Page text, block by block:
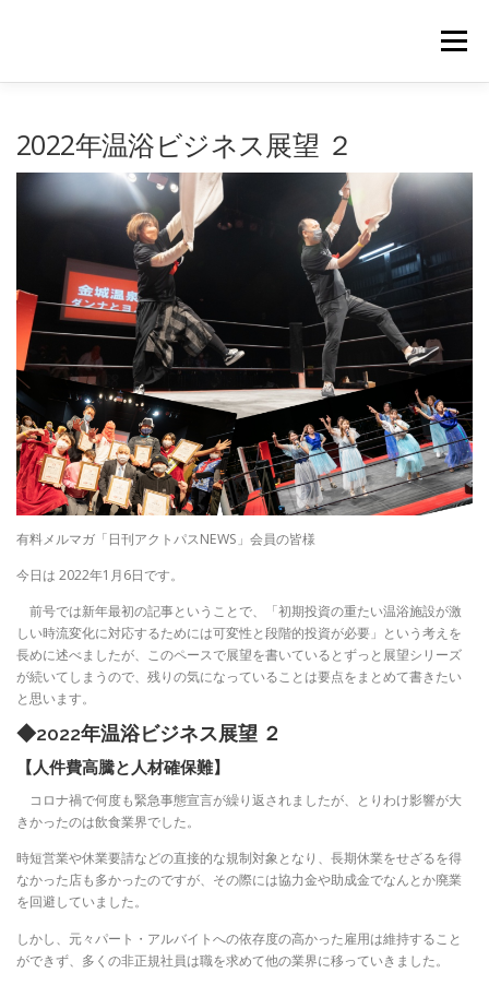
メニュー
浴場市場
2022年温浴ビジネス展望 ２
有料メルマガ「日刊アクトパスNEWS」会員の皆様
今日は 2022年1月6日です。
前号では新年最初の記事ということで、「初期投資の重たい温浴施設が激
しい時流変化に対応するためには可変性と段階的投資が必要」という考えを
長めに述べましたが、このペースで展望を書いているとずっと展望シリーズ
が続いてしまうので、残りの気になっていることは要点をまとめて書きたい
と思います。
◆2022年温浴ビジネス展望 ２
【人件費高騰と人材確保難】
コロナ禍で何度も緊急事態宣言が繰り返されましたが、とりわけ影響が大
きかったのは飲食業界でした。
時短営業や休業要請などの直接的な規制対象となり、長期休業をせざるを得
なかった店も多かったのですが、その際には協力金や助成金でなんとか廃業
を回避していました。
しかし、元々パート・アルバイトへの依存度の高かった雇用は維持すること
ができず、多くの非正規社員は職を求めて他の業界に移っていきました。